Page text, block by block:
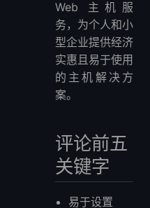
Web 主机服
务，为个人和小
型企业提供经济
实惠且易于使用
的主机解决方
案。
评论前五
关键字
易于设置